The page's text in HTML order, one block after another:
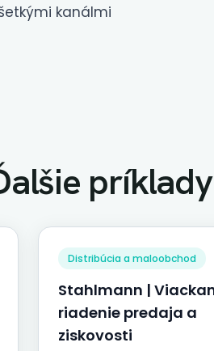
kanálmi
Distribúcia a maloobchod
Stahlmann |
riadenie predaja a
ziskovosti